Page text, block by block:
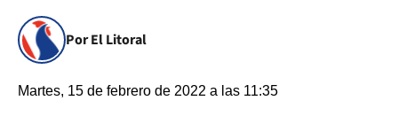
Por El Litoral
Martes, 15 de febrero de 2022 a las 11:35